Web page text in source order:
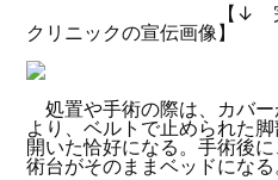
【↓ 完全去勢術
クリニックの宣伝画像】
処置や手術の際は、カバ
より、ベルトで止められた
開いた恰好になる。手術後
術台がそのままベッドになる